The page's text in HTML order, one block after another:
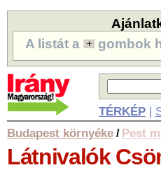
A listát a
gombok
TÉRKÉP|
Budapest környéke / Pest
Látnivalók